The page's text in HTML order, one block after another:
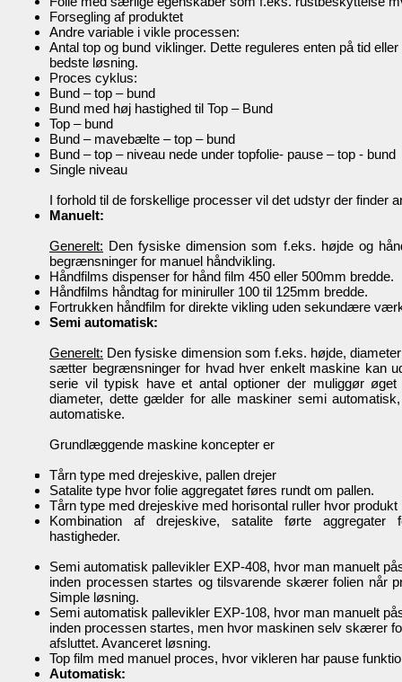
Forsegling af produktet
Andre variable i vikle processen:
Antal top og bund viklinger. Dette reguleres enten på tid
bedste løsning.
Proces cyklus:
Bund – top – bund
Bund med høj hastighed til Top – Bund
Top – bund
Bund – mavebælte – top – bund
Bund – top – niveau nede under topfolie- pause – top - bund
Single niveau
I forhold til de forskellige processer vil det udstyr der finder
Manuelt:
Generelt: Den fysiske dimension som f.eks. højde og
begrænsninger for manuel håndvikling.
Håndfilms dispenser for hånd film 450 eller 500mm bredde.
Håndfilms håndtag for miniruller 100 til 125mm bredde.
Fortrukken håndfilm for direkte vikling uden sekundære
Semi automatisk:
Generelt: Den fysiske dimension som f.eks. højde,
sætter begrænsninger for hvad hver enkelt maskine kan
serie vil typisk have et antal optioner der muliggør
diameter, dette gælder for alle maskiner semi
automatiske.
Grundlæggende maskine koncepter er
Tårn type med drejeskive, pallen drejer
Satalite type hvor folie aggregatet føres rundt om pallen.
Tårn type med drejeskive med horisontal ruller hvor produkt
Kombination af drejeskive, satalite førte aggregater
hastigheder.
Semi automatisk pallevikler EXP-408, hvor man manuelt
inden processen startes og tilsvarende skærer folien når
Simple løsning.
Semi automatisk pallevikler EXP-108, hvor man manuelt
inden processen startes, men hvor maskinen selv skærer
afsluttet. Avanceret løsning.
Top film med manuel proces, hvor vikleren har pause
Automatisk: